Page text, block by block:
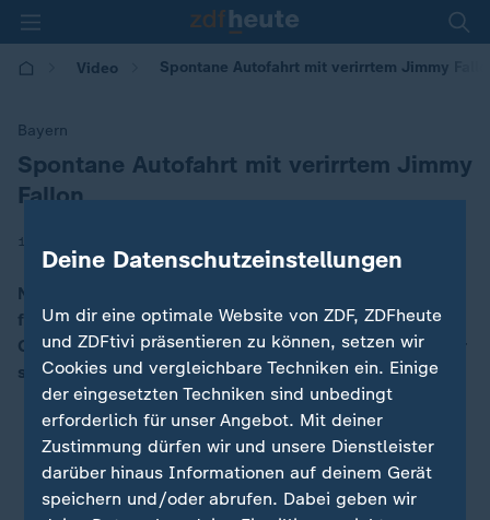
Video Spontane Autofahrt mit verirrtem Jimmy
Bayern
:
Spontane Autofahrt mit verirrtem Jimmy
Fallon
13.08.2024 | 20:41
Nach dem sich Jimmy Fallon in Bayern verirrt hat,
fährt in ein 22-Jähriger Deutscher zurück und die
Geschichte geht viral. Jetzt berichtet Retter Leon über
sein Erlebnis.
Deine Datenschutzeinstellungen
Um dir eine optimale Website von ZDF, ZDFheute
und ZDFtivi präsentieren zu können, setzen wir
Cookies und vergleichbare Techniken ein. Einige
der eingesetzten Techniken sind unbedingt
erforderlich für unser Angebot. Mit deiner
Zustimmung dürfen wir und unsere Dienstleister
darüber hinaus Informationen auf deinem Gerät
speichern und/oder abrufen. Dabei geben wir